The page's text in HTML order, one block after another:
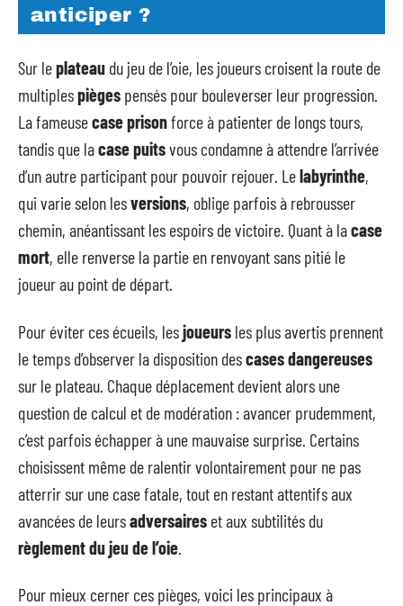
anticiper ?
Sur leplateau du jeu de l’oie, les joueurs croisent la route de
multiplespièges pensés pour bouleverser leur progression.
La fameusecase prisonforce à patienter de longs tours,
tandis que lacase puitsvous condamne à attendre l’arrivée
d’un autre participant pour pouvoir rejouer. Lelabyrinthe,
qui varie selon lesversions, oblige parfois à rebrousser
chemin, anéantissant les espoirs de victoire. Quant à lacase
mort, elle renverse la partie en renvoyant sans pitié le
joueur au point de départ.
Pour éviter ces écueils, lesjoueurs les plus avertis prennent
le temps d’observer la disposition descases dangereuses
sur le plateau. Chaque déplacement devient alors une
question de calcul et de modération : avancer prudemment,
c’est parfois échapper à une mauvaise surprise. Certains
choisissent même de ralentir volontairement pour ne pas
atterrir sur une case fatale, tout en restant attentifs aux
avancées de leursadversaires et aux subtilités du
règlement du jeu de l’oie
Pour mieux cerner ces pièges, voici les principaux à